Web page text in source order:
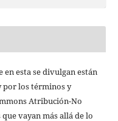
esta se divulgan están
por los términos y
Atribución-No
vayan más allá de lo